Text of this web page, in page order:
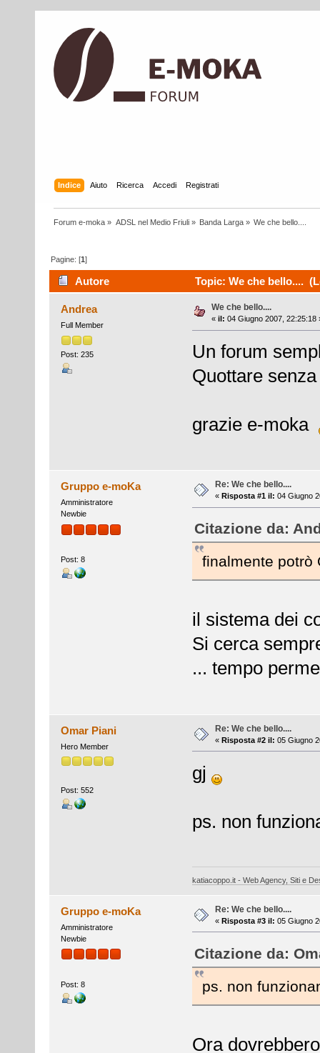
Indice Aiuto Ricerca Accedi Registrati
Forum e-moka » ADSL nel Medio Friuli» Banda Larga» We che bello....
Pagine: [1]
Autore Topic: We che bello....
Andrea
Full Member
Post: 235
We che bello....
« il: 04 Giugno 2007, 22:25:18
Un forum
Quottare
grazie e-moka
Gruppo e-moKa
Amministratore
Newbie
Post: 8
Re: We che bello....
« Risposta #1 il: 04 Giugno
Citazione da:
finalmente potrò
il sistema dei
Si cerca
... tempo
Omar Piani
Hero Member
Post: 552
Re: We che bello....
« Risposta #2 il: 05 Giugno
gj
ps. non
katiacoppo.it - Web Agency, Siti e
Gruppo e-moKa
Amministratore
Newbie
Post: 8
Re: We che bello....
« Risposta #3 il: 05 Giugno
Citazione da:
ps. non
Ora